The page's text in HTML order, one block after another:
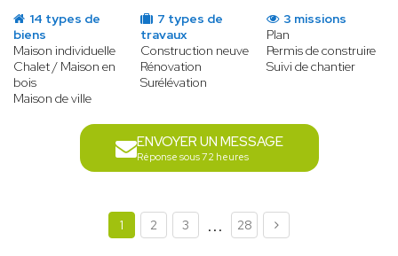
14 types de
biens
Maison individuelle
Chalet / Maison en
bois
Maison de ville
7 types de
travaux
Construction neuve
Rénovation
Surélévation
3 missions
Plan
Permis de construire
Suivi de chantier
ENVOYER UN MESSAGE
Réponse sous 72 heures
1 2 3 ... 28